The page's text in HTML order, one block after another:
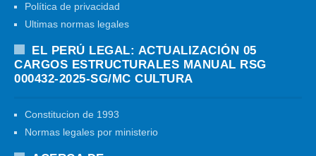
Política de privacidad
Ultimas normas legales
EL PERÚ LEGAL: ACTUALIZACIÓN 05
CARGOS ESTRUCTURALES MANUAL RSG
000432-2025-SG/MC CULTURA
Constitucion de 1993
Normas legales por ministerio